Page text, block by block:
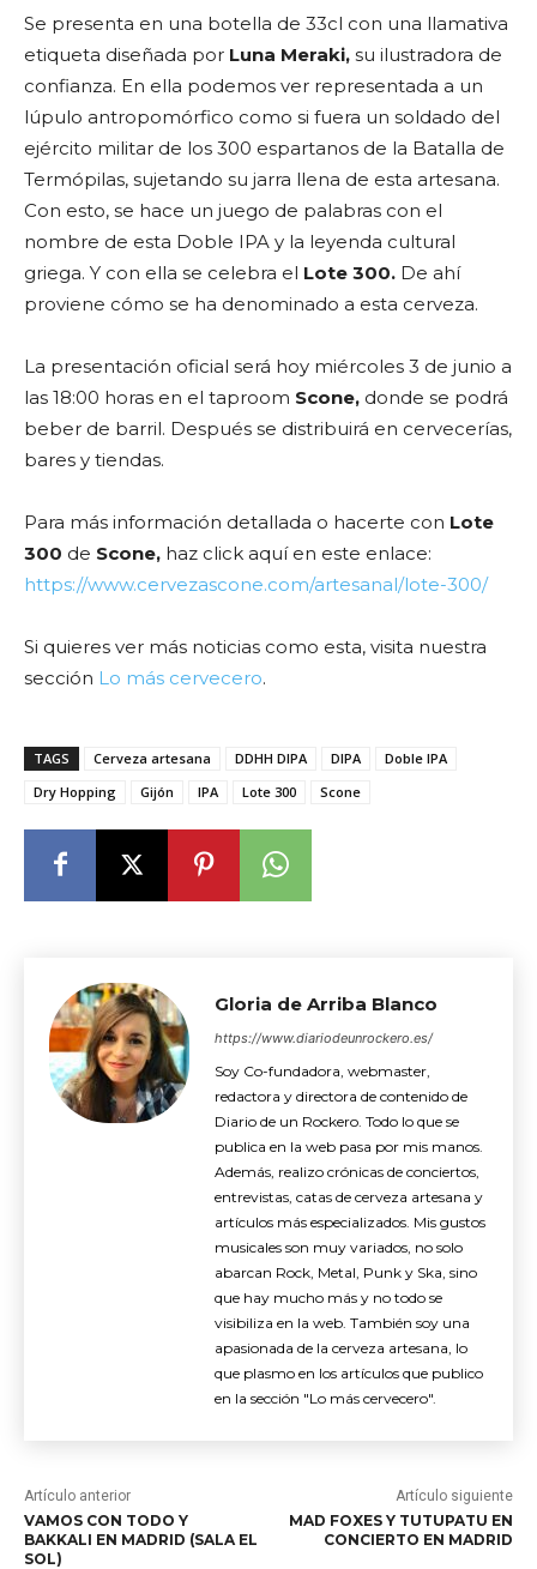
Se presenta en una botella de 33cl con una llamativa
etiqueta diseñada por Luna Meraki, su ilustradora de
confianza. En ella podemos ver representada a un
lúpulo antropomórfico como si fuera un soldado del
ejército militar de los 300 espartanos de la Batalla de
Termópilas, sujetando su jarra llena de esta artesana.
Con esto, se hace un juego de palabras con el
nombre de esta Doble IPA y la leyenda cultural
griega. Y con ella se celebra el Lote 300. De ahí
proviene cómo se ha denominado a esta cerveza.
La presentación oficial será hoy miércoles 3 de junio a
las 18:00 horas en el taproom Scone, donde se podrá
beber de barril. Después se distribuirá en cervecerías,
bares y tiendas.
Para más información detallada o hacerte con Lote
300 de Scone, haz click aquí en este enlace:
https://www.cervezascone.com/artesanal/lote-300/
Si quieres ver más noticias como esta, visita nuestra
sección Lo más cervecero.
TAGS Cerveza artesana DDHH DIPA DIPA
Doble IPA
Dry Hopping
Gijón IPA Lote 300 Scone
Gloria de Arriba Blanco
https://www.diariodeunrockero.es/
Soy Co-fundadora, webmaster,
redactora y directora de contenido de
Diario de un Rockero. Todo lo que se
publica en la web pasa por mis manos.
Además, realizo crónicas de conciertos,
entrevistas, catas de cerveza artesana y
artículos más especializados. Mis gustos
musicales son muy variados, no solo
abarcan Rock, Metal, Punk y Ska, sino
que hay mucho más y no todo se
visibiliza en la web. También soy una
apasionada de la cerveza artesana, lo
que plasmo en los artículos que publico
en la sección "Lo más cervecero".
Artículo anterior
VAMOS CON TODO Y
BAKKALI EN MADRID (SALA EL
SOL)
Artículo siguiente
MAD FOXES Y TUTUPATU EN
CONCIERTO EN MADRID